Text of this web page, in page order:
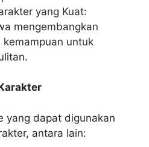
yang Kuat:
mengembangkan
untuk
yang dapat digunakan
antara lain: